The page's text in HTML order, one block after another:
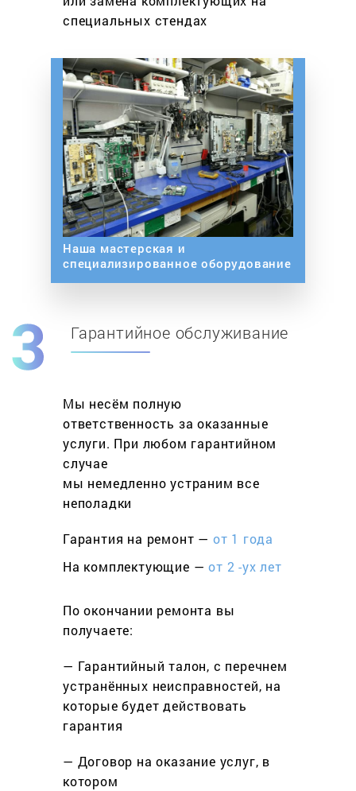
специальных стендах
Наша мастерская и
специализированное оборудование
Гарантийное обслуживание
Мы несём полную
ответственность за оказанные
услуги. При любом гарантийном
cлучае
мы немедленно устраним все
неполадки
Гарантия на ремонт — от 1 года
На комплектующие —от 2 -ух лет
По окончании ремонта вы
получаете:
— Гарантийный талон, с перечнем
устранённых неисправностей, на
которые будет действовать
гарантия
— Договор на оказание услуг, в
котором